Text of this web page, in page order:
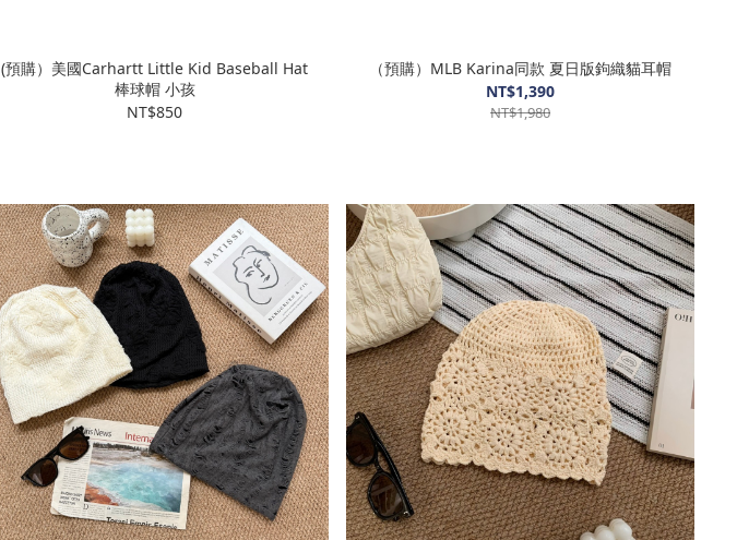
(預購）美國Carhartt Little Kid Baseball Hat
棒球帽 小孩
NT$850
（預購）MLB Karina同款 夏日版鉤織貓耳帽
NT$1,390
NT$1,980